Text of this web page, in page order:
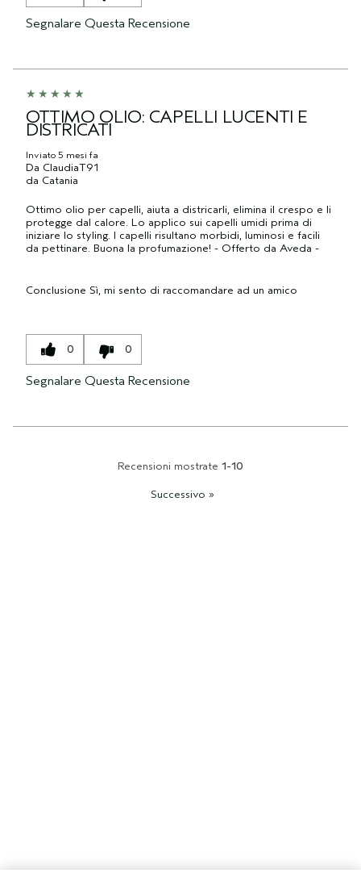
Segnalare Questa Recensione
OTTIMO OLIO: CAPELLI LUCENTI E
DISTRICATI
Inviato 5 mesi fa
Da ClaudiaT91
da Catania
Ottimo olio per capelli, aiuta a districarli, elimina il crespo e li
protegge dal calore. Lo applico sui capelli umidi prima di
iniziare lo styling. I capelli risultano morbidi, luminosi e facili
da pettinare. Buona la profumazione! - Offerto da Aveda -
Conclusione Sì, mi sento di raccomandare ad un amico
0 0
Segnalare Questa Recensione
Recensioni mostrate 1-10
Successivo »